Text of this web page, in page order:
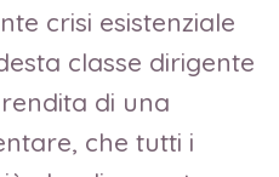
crisi esistenziale
classe dirigente
di una
che tutti i